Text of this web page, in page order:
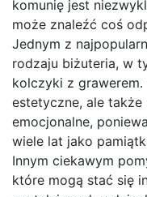
komunię jest
może znaleźć coś
Jednym z
rodzaju biżuteria, w
kolczyki z
estetyczne, ale także
emocjonalne,
wiele lat jako
Innym ciekawym
które mogą stać się